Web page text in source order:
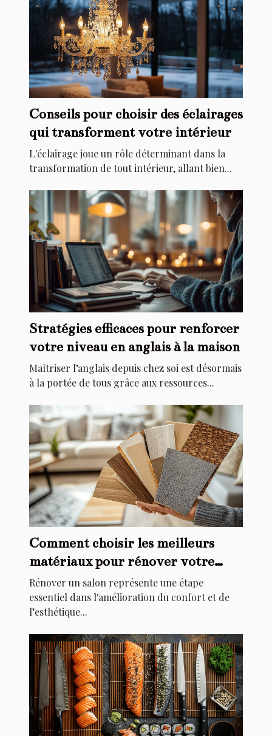
Conseils pour choisir des éclairages
qui transforment votre intérieur
L'éclairage joue un rôle déterminant dans la
transformation de tout intérieur, allant bien...
Stratégies efficaces pour renforcer
votre niveau en anglais à la maison
Maîtriser l’anglais depuis chez soi est désormais
à la portée de tous grâce aux ressources...
Comment choisir les meilleurs
matériaux pour rénover votre
salon
Rénover un salon représente une étape
essentiel dans l'amélioration du confort et de
l’esthétique...